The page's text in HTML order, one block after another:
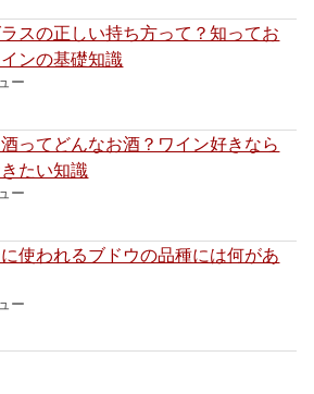
スの正しい持ち方って？知ってお
ンの基礎知識
ー
ってどんなお酒？ワイン好きなら
たい知識
ー
使われるブドウの品種には何があ
ー